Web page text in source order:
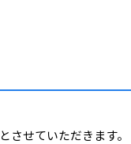
せていただきます。